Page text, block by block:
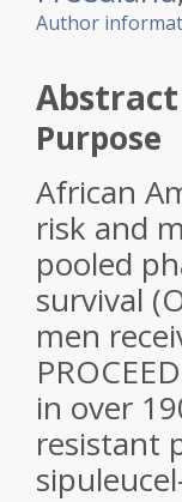
Author
Abstract
Purpose
African
risk and
pooled
survival
men
in over
resistant